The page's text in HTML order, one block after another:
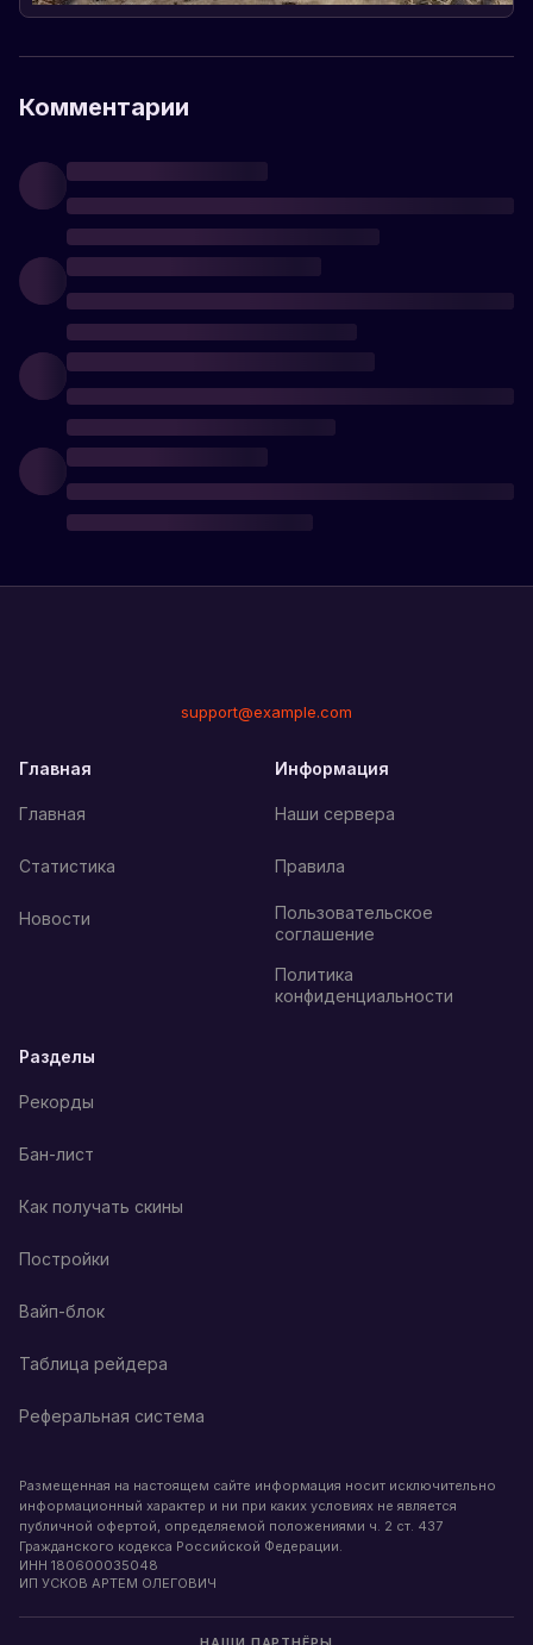
Комментарии
support@example.com
Главная
Главная
Статистика
Новости
Информация
Наши сервера
Правила
Пользовательское
соглашение
Политика
конфиденциальности
Разделы
Рекорды
Бан-лист
Как получать скины
Постройки
Вайп-блок
Таблица рейдера
Реферальная система
Размещенная на настоящем сайте информация носит исключительно
информационный характер и ни при каких условиях не является
публичной офертой, определяемой положениями ч. 2 ст. 437
Гражданского кодекса Российской Федерации.
ИНН 180600035048
ИП УСКОВ АРТЕМ ОЛЕГОВИЧ